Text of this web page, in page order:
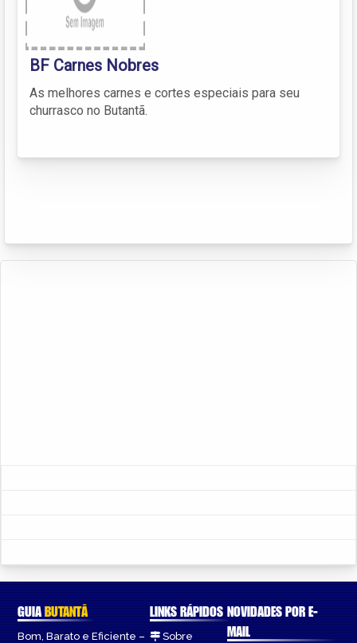
BF Carnes Nobres
As melhores carnes e cortes especiais para seu
churrasco no Butantã.
GUIABUTANTÃ
Bom, Barato e Eficiente –
LINKS RÁPIDOS
Sobre
NOVIDADES POR E-
MAIL